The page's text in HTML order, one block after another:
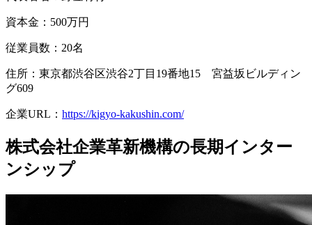
資本金： 500万円
従業員数： 20名
住所：東京都渋谷区渋谷2丁目19番地15 宮益坂ビルディン
グ609
企業URL： https://kigyo-kakushin.com/
株式会社企業⾰新機構の長期インター
ンシップ